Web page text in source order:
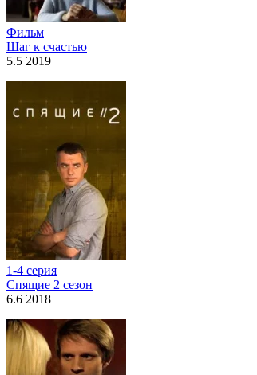
Фильм
Шаг к счастью
5.5 2019
1-4 серия
Спящие 2 сезон
6.6 2018